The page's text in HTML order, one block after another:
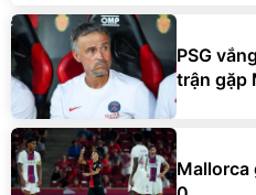
PSG
trận gặp
Mallorca